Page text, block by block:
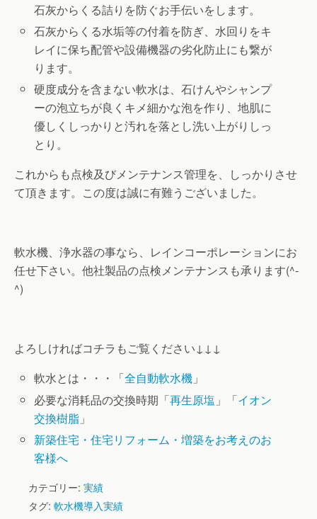
石灰からくる詰りを防ぐお手伝いをします。
石灰からくる水垢等の付着を防ぎ、水回りをキ
レイに保ち配管や設備機器の劣化防止にも繋が
ります。
硬度成分を含まない軟水は、石けんやシャンプ
ーの泡立ちが良くキメ細かな泡を作り、地肌に
優しくしっかりと汚れを落とし洗い上がりしっ
とり。
これからも点検及びメンテナンス管理を、しっかりさせ
て頂きます。この度は誠に有難うございました。
軟水機、浄水器の事なら、レインコーポレーションにお
任せ下さい。他社製品の点検メンテナンスも承ります(^-
^)
よろしければコチラもご覧ください↓↓↓
軟水とは・・・「全自動軟水機 」
必要な消耗品の交換時期「再生原塩 」「イオン
交換樹脂 」
新築住宅・住宅リフォーム・増築をお考えのお
客様へ
カテゴリー: 実績
タグ: 軟水機導入実績